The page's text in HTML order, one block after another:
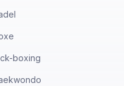
boxing